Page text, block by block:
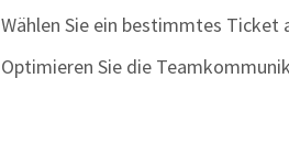
Wählen Sie ein bestimmtes Ticket
Optimieren Sie die